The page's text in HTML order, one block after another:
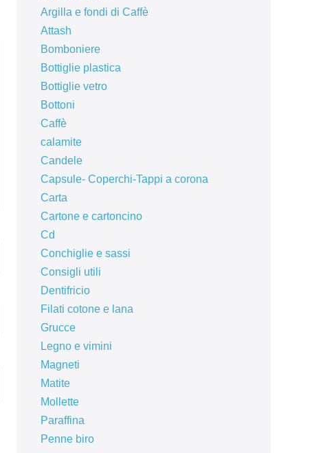
Argilla e fondi di Caffè
Attash
Bomboniere
Bottiglie plastica
Bottiglie vetro
Bottoni
Caffè
calamite
Candele
Capsule- Coperchi-Tappi a corona
Carta
Cartone e cartoncino
Cd
Conchiglie e sassi
Consigli utili
Dentifricio
Filati cotone e lana
Grucce
Legno e vimini
Magneti
Matite
Mollette
Paraffina
Penne biro